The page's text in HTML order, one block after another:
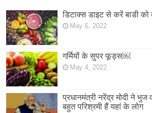
डिटाक्स डाइट से करें बाडी को
May 6, 2022
गर्मियों के सुपर फूड्स￼
May 4, 2022
प्रधानमंत्री नरेंद्र मोदी ने भुज
बहुत परिश्रमी हैं यहां के लोग